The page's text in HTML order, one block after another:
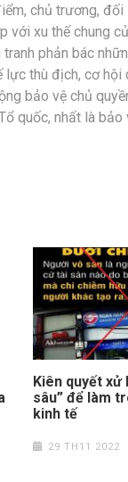
chủ trương,
với xu thế chung
phản bác
thù địch, cơ
bảo vệ chủ
quốc, nhất là bảo
Kiên quyết xử
sâu” để làm
kinh tế
29 TH11 2022